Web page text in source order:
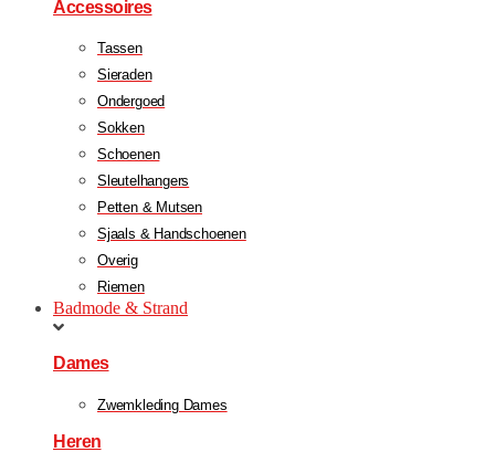
Accessoires
Tassen
Sieraden
Ondergoed
Sokken
Schoenen
Sleutelhangers
Petten & Mutsen
Sjaals & Handschoenen
Overig
Riemen
Badmode & Strand
Dames
Zwemkleding Dames
Heren